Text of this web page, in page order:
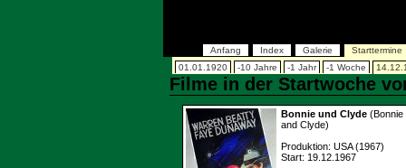
Anfang Index Galerie
Starttermine
01.01.1920
-10 Jahre -1 Jahr -1 Woche
Filme in der Startwoche
Bonnie und Clyde (Bonnie
and Clyde)
Produktion: USA (1967)
Start: 19.12.1967